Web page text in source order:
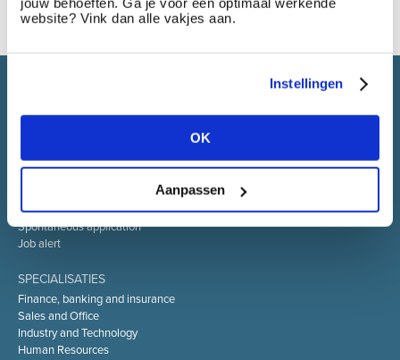
website? Vink dan alle vakjes aan.
Instellingen
OK
Aanpassen
Select brings together talent and employer. In addition to
Current jobs and vacancies
Spontaneous application
Job alert
SPECIALISATIES
Finance, banking and insurance
Sales and Office
Industry and Technology
Human Resources